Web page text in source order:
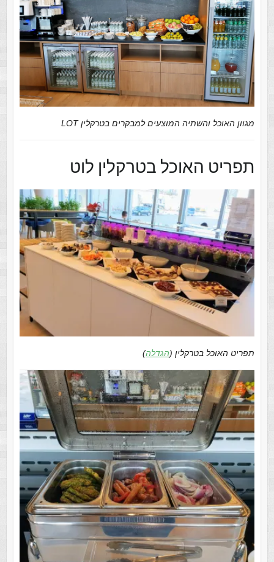
מגוון האוכל והשתיה המוצעים למבקרים בטרקלין LOT
תפריט האוכל בטרקלין לוט
תפריט האוכל בטרקלין (הגדלה)